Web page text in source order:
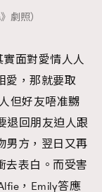
劇照）
面對愛情人人
愛，那就要取
但好友唔准嬲
退回朋友迫人跟
男方，翌日又再
去表白。而受害
，Emily答應